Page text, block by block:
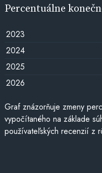
Percentuálne
2023
2024
2025
2026
Graf znázorňuje zmeny
vypočítaného na základe
používateľských recenzií z